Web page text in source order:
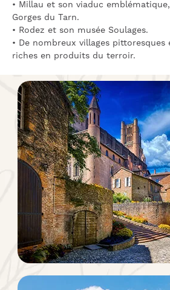
• Millau et son viaduc
Gorges du Tarn.
• Rodez et son musée Soulages.
• De nombreux villages
riches en produits du terroir.